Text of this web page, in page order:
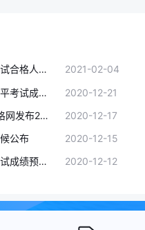
2020年浙江软件水平考试合格人员名单公布 2021-02-04
2020年全国各省软件水平考试成绩复查汇总(12月21日更新)
2020-12-21
中国计算机技术职业资格网发布2020年软考成绩查询时间
2020-12-17
公布
2020-12-15
2020年重庆软考职称考试成绩预计在十二月中下旬公布
2020-12-12